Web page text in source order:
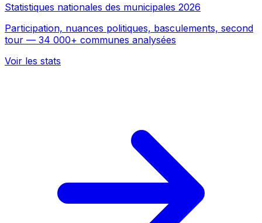
Statistiques nationales des municipales 2026
Participation, nuances politiques, basculements, second
tour — 34 000+ communes analysées
Voir les stats